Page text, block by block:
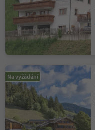
Na vyžádání